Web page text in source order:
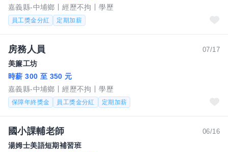
嘉義縣-中埔鄉
經歷不拘 學歷
員工獎金分紅 定期加薪
07/17
房務人員
美簾工坊
時薪 300 至 350 元
嘉義縣-中埔鄉
經歷不拘 學歷
保障年終獎金 員工獎金分紅 定期加薪
06/16
國小課輔老師
湯姆士美語短期補習班